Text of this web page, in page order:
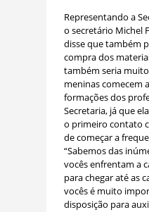
Representando a
o secretário Michel
disse que também
compra dos
também seria
meninas comecem
formações dos
Secretaria, já que
o primeiro contato
de começar a
“Sabemos das
vocês enfrentam a
para chegar até as
vocês é muito
disposição para